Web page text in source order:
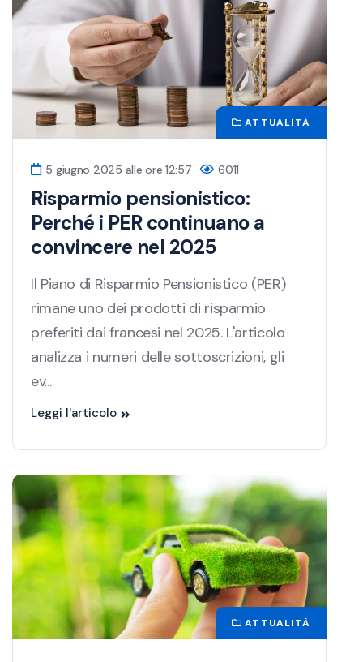
ATTUALITÀ
5 giugno 2025 alle ore 12:57 6011
Risparmio pensionistico:
Perché i PER continuano a
convincere nel 2025
Il Piano di Risparmio Pensionistico (PER)
rimane uno dei prodotti di risparmio
preferiti dai francesi nel 2025. L'articolo
analizza i numeri delle sottoscrizioni, gli
ev...
Leggi l'articolo
ATTUALITÀ